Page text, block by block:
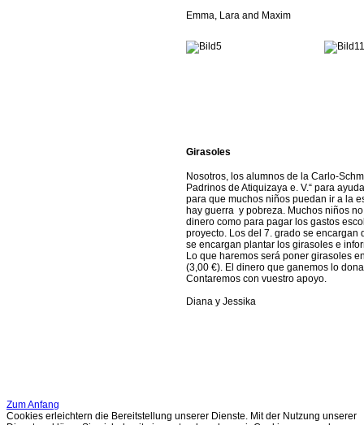
Emma, Lara and Maxim
Girasoles
Nosotros, los alumnos de la Carlo-
Padrinos de Atiquizaya e. V.“ para
para que muchos niños puedan ir a la
hay guerra y pobreza. Muchos niños
dinero como para pagar los gastos
proyecto. Los del 7. grado se
se encargan plantar los girasoles e
Lo que haremos será poner girasoles
(3,00 €). El dinero que ganemos lo
Contaremos con vuestro apoyo.
Diana y Jessika
Zum Anfang
Cookies erleichtern die Bereitstellung unserer Dienste. Mit der Nutzung unserer